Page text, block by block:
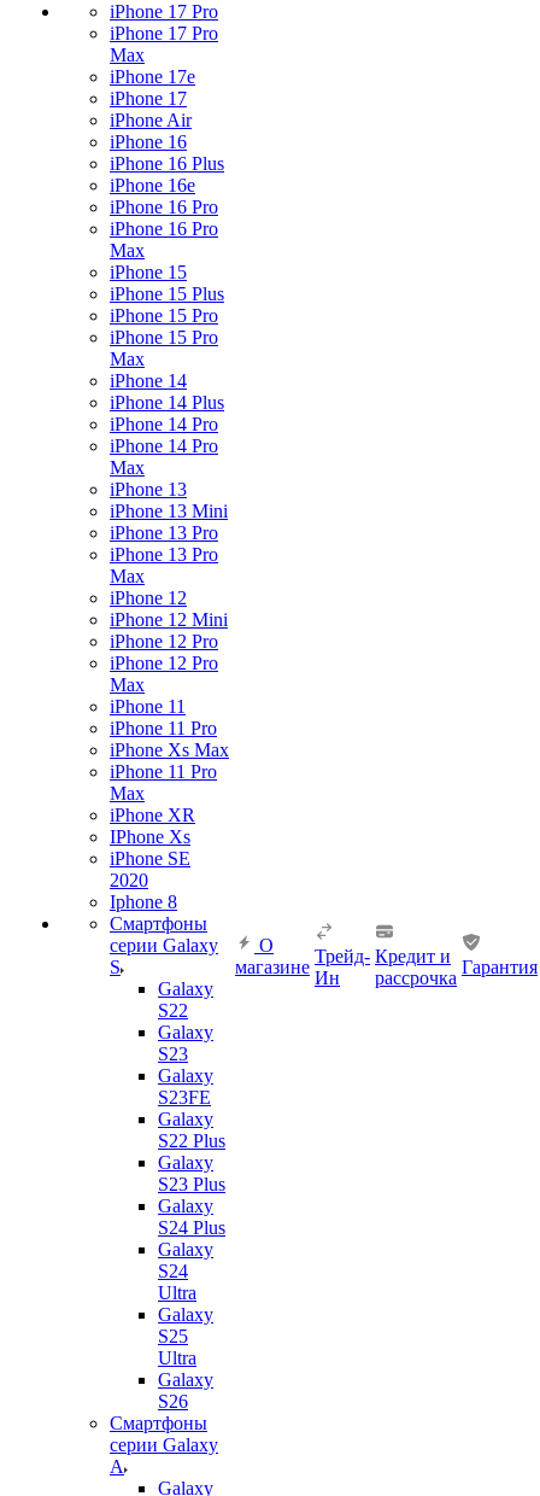
iPhone 17 Pro
iPhone 17 Pro
Max
iPhone 17e
iPhone 17
iPhone Air
iPhone 16
iPhone 16 Plus
iPhone 16e
iPhone 16 Pro
iPhone 16 Pro
Max
iPhone 15
iPhone 15 Plus
iPhone 15 Pro
iPhone 15 Pro
Max
iPhone 14
iPhone 14 Plus
iPhone 14 Pro
iPhone 14 Pro
Max
iPhone 13
iPhone 13 Mini
iPhone 13 Pro
iPhone 13 Pro
Max
iPhone 12
iPhone 12 Mini
iPhone 12 Pro
iPhone 12 Pro
Max
iPhone 11
iPhone 11 Pro
iPhone Xs Max
iPhone 11 Pro
Max
iPhone XR
IPhone Xs
iPhone SE
2020
Iphone 8
Смартфоны
серии Galaxy
S
Galaxy
S22
Galaxy
S23
Galaxy
S23FE
Galaxy
S22 Plus
Galaxy
S23 Plus
Galaxy
S24 Plus
Galaxy
S24
Ultra
Galaxy
S25
Ultra
Galaxy
S26
Смартфоны
серии Galaxy
A
Galaxy
О
магазине
Трейд-
Ин
Кредит и
рассрочка
Гарантия